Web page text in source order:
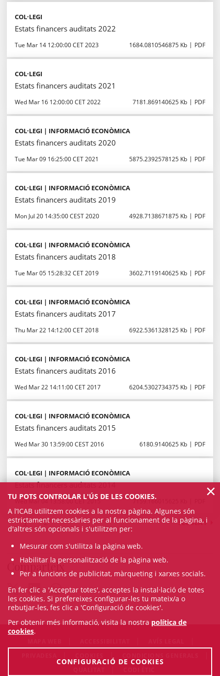
COL·LEGI
Estats financers auditats 2022
Tue Mar 14 12:00:00 CET 2023 1684.0810546875 Kb PDF
COL·LEGI
Estats financers auditats 2021
Wed Mar 16 12:00:00 CET 2022 7181.869140625 Kb PDF
COL·LEGI | INFORMACIÓ ECONÒMICA
Estats financers auditats 2020
Tue Mar 09 16:25:00 CET 2021 5875.2392578125 Kb PDF
COL·LEGI | INFORMACIÓ ECONÒMICA
Estats financers auditats 2019
Mon Jul 20 14:35:00 CEST 2020 4928.7138671875 Kb PDF
COL·LEGI | INFORMACIÓ ECONÒMICA
Estats financers auditats 2018
Tue Mar 05 15:28:32 CET 2019 3602.7119140625 Kb PDF
COL·LEGI | INFORMACIÓ ECONÒMICA
Estats financers auditats 2017
Thu Mar 22 14:12:00 CET 2018 6922.5361328125 Kb PDF
COL·LEGI | INFORMACIÓ ECONÒMICA
Estats financers auditats 2016
Wed Mar 22 14:11:00 CET 2017 6204.5302734375 Kb PDF
COL·LEGI | INFORMACIÓ ECONÒMICA
Estats financers auditats 2015
Wed Mar 30 13:59:00 CEST 2016 6180.9140625 Kb PDF
COL·LEGI | INFORMACIÓ ECONÒMICA
Estats financers auditats 2014
Wed Mar 04 13:58:00 CET 2015 7159.166015625 Kb
1 2 SEGÜENT
Comparteix
TU POTS CONTROLAR L'ÚS DE LES COOKIES.
A l’ICAB utilitzem cookies a la nostra pàgina. Algunes són
estrictament necessàries per al funcionament de la pàgina, i
d'altres són opcionals i s'utilitzen per:
Mesurar com s'utilitza la pàgina web.
Habilitar la personalització de la pàgina web.
Per a funcions de publicitat, màrqueting i xarxes socials.
En fer clic a 'Acceptar totes', acceptes la instal·lació de totes
les cookies. Si prefereixes configurar-les tu mateix/a o
rebutjar-les, fes clic a 'Configuració de cookies'.
Per obtenir més informació, visita la nostra política de
cookies.
CONFIGURACIÓ DE COOKIES
×